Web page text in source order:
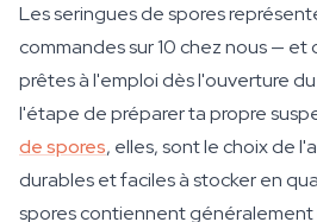
Les seringues de spores
commandes sur 10 chez nous — et
prêtes à l'emploi dès l'ouverture
l'étape de préparer ta propre
de spores, elles, sont le choix de
durables et faciles à stocker en
spores contiennent